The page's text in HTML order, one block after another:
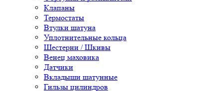
Клапаны
Термостаты
Втулки шатуна
Уплотнительные кольца
Шестерни / Шкивы
Венец маховика
Датчики
Вкладыши шатунные
Гильзы цилиндров